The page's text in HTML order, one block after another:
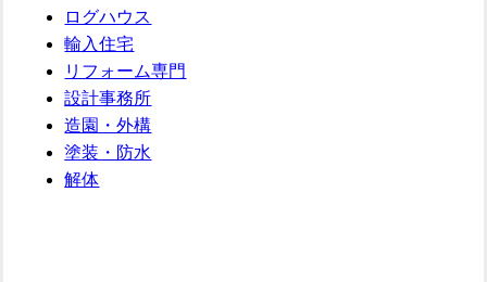
ログハウス
輸入住宅
リフォーム専門
設計事務所
造園・外構
塗装・防水
解体